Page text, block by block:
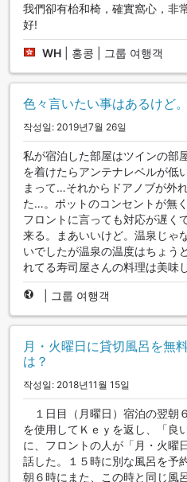
我們卻有枱和椅，確實窩心，非
好!
WH 홍콩 | 그룹 여행객
色々言いたい事はあるけど。
작성일: 2019년7월 26일
私が宿泊した部屋はツインの部
を着けたらアンテナレベルが低
まって…それからドアノブが外
た…。ポットのコンセントが無
フロントに言っても対応が遅く
来る。まあいいけど。温泉じゃ
いでしたが温泉の温度はちょう
れてる寿司屋さんの料理は美味
그룹 여행객
月・火曜日に貸切風呂を無
は？
작성일: 2018년11월 15일
１日目（月曜日）宿泊の翌朝
を使用してＫｅｙを返し、「良
に、フロントの人が「月・火曜
話した。１５時に別な風呂を予
朝６時にまた、この時と同じ風